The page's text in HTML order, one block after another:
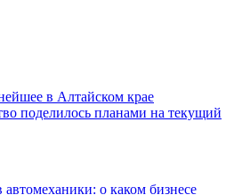
в Алтайском крае
поделилось планами на текущий
автомеханики: о каком бизнесе